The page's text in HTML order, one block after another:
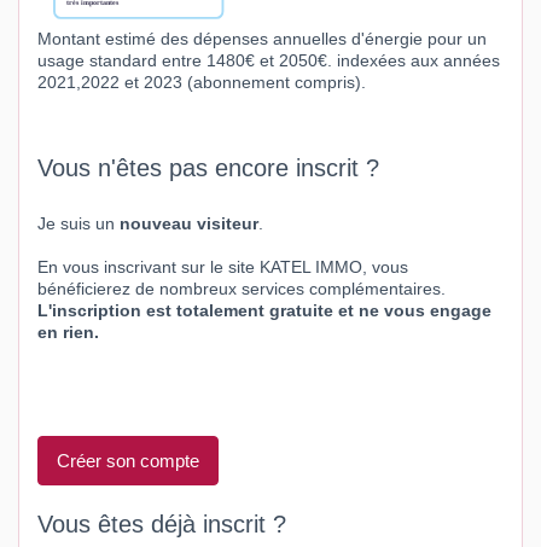
Montant estimé des dépenses annuelles d'énergie pour un
usage standard entre 1480€ et 2050€. indexées aux années
2021,2022 et 2023 (abonnement compris).
Vous n'êtes pas encore inscrit ?
Je suis un nouveau visiteur.
En vous inscrivant sur le site KATEL IMMO, vous
bénéficierez de nombreux services complémentaires.
L'inscription est totalement gratuite et ne vous engage
en rien.
Créer son compte
Vous êtes déjà inscrit ?